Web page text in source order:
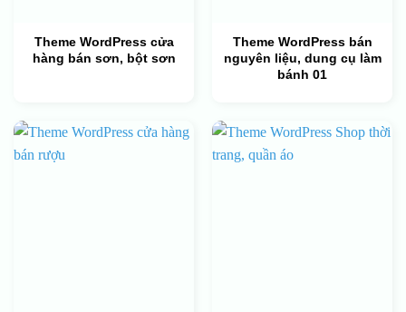
Theme WordPress cửa
hàng bán sơn, bột sơn
Theme WordPress bán
nguyên liệu, dung cụ làm
bánh 01